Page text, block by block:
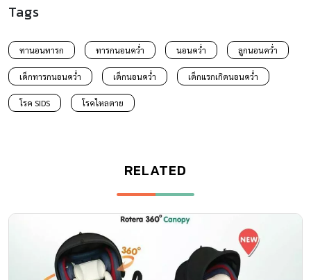
Tags
ทานอนทารก ทารกนอนคว่ำ นอนคว่ำ ลูกนอนคว่ำ
เด็กทารกนอนคว่ำ เด็กนอนคว่ำ เด็กแรกเกิดนอนคว่ำ
โรค SIDS โรคไหลตาย
RELATED